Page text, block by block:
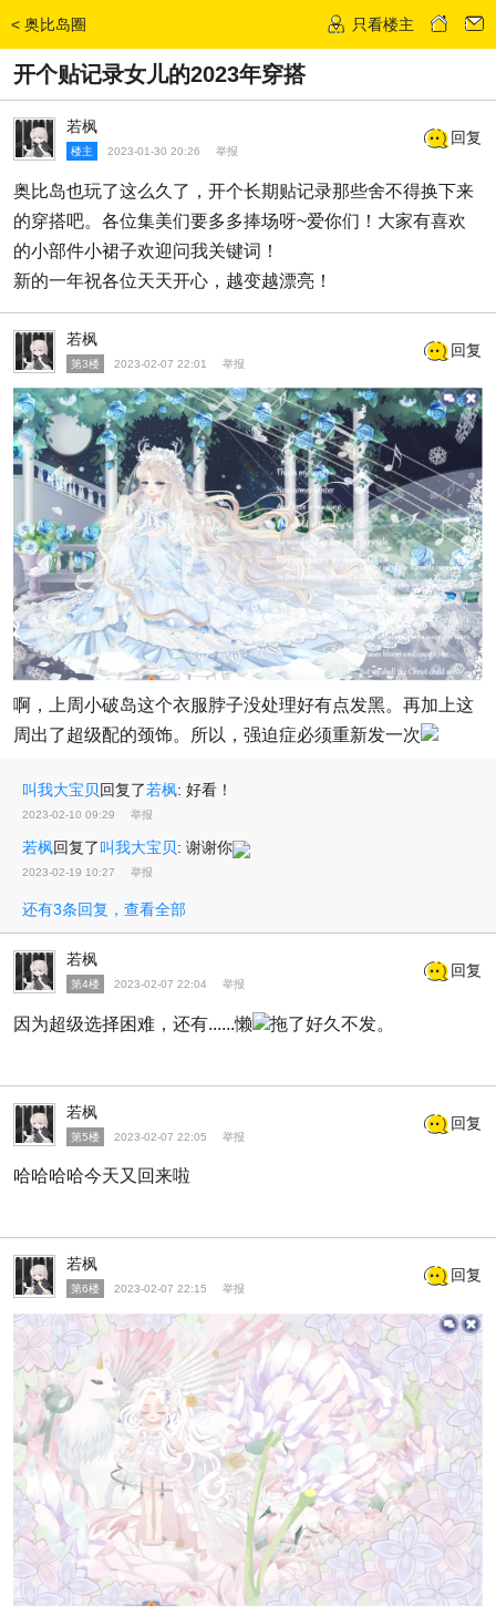
发话题
开个贴记录女儿的2023年穿搭
若枫
楼主 2023-01-30 20:26 举报
回复
奥比岛也玩了这么久了，开个长期贴记录那些舍不得换下来
的穿搭吧。各位集美们要多多捧场呀~爱你们！大家有喜欢
的小部件小裙子欢迎问我关键词！
新的一年祝各位天天开心，越变越漂亮！
若枫
第3楼 2023-02-07 22:01 举报
回复
啊，上周小破岛这个衣服脖子没处理好有点发黑。再加上这
周出了超级配的颈饰。所以，强迫症必须重新发一次
叫我大宝贝回复了若枫: 好看！
2023-02-10 09:29 举报
若枫回复了叫我大宝贝: 谢谢你
2023-02-19 10:27 举报
还有3条回复，查看全部
若枫
第4楼 2023-02-07 22:04 举报
回复
因为超级选择困难，还有......懒 拖了好久不发。
若枫
第5楼 2023-02-07 22:05 举报
回复
哈哈哈哈今天又回来啦
若枫
第6楼 2023-02-07 22:15 举报
回复
< 奥比岛圈 只看楼主